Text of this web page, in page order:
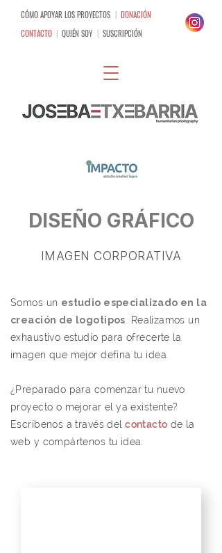
CÓMO APOYAR LOS PROYECTOS | DONACIÓN
CONTACTO | QUIÉN SOY | SUSCRIPCIÓN
DISEÑO GRÁFICO
IMAGEN CORPORATIVA
Somos un estudio especializado en la
creación de logotipos . Realizamos un
exhaustivo estudio para ofrecerte la
imagen que mejor defina tu idea.
¿Preparado para comenzar tu nuevo
proyecto o mejorar el ya existente?
Escríbenos a través del contacto de la
web y compártenos tu idea.